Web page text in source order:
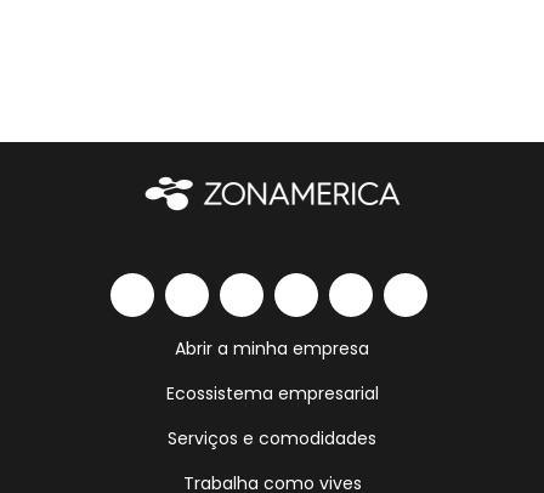
Abrir a minha empresa
Ecossistema empresarial
Serviços e comodidades
Trabalha como vives